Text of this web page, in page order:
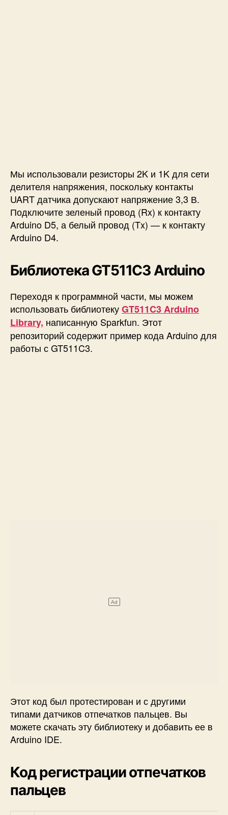
Мы использовали резисторы 2K и 1K для сети
делителя напряжения, поскольку контакты
UART датчика допускают напряжение 3,3 В.
Подключите зеленый провод (Rx) к контакту
Arduino D5, а белый провод (Tx) — к контакту
Arduino D4.
Библиотека GT511C3 Arduino
Переходя к программной части, мы можем
использовать библиотекуGT511C3 Arduino
Library, написанную Sparkfun. Этот
репозиторий содержит пример кода Arduino для
работы с GT511C3.
Этот код был протестирован и с другими
типами датчиков отпечатков пальцев. Вы
можете скачать эту библиотеку и добавить ее в
Arduino IDE.
Код регистрации отпечатков
пальцев